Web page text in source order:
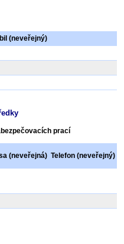
(neveřejný)
prací
(neveřejná) Telefon (neveřejný)